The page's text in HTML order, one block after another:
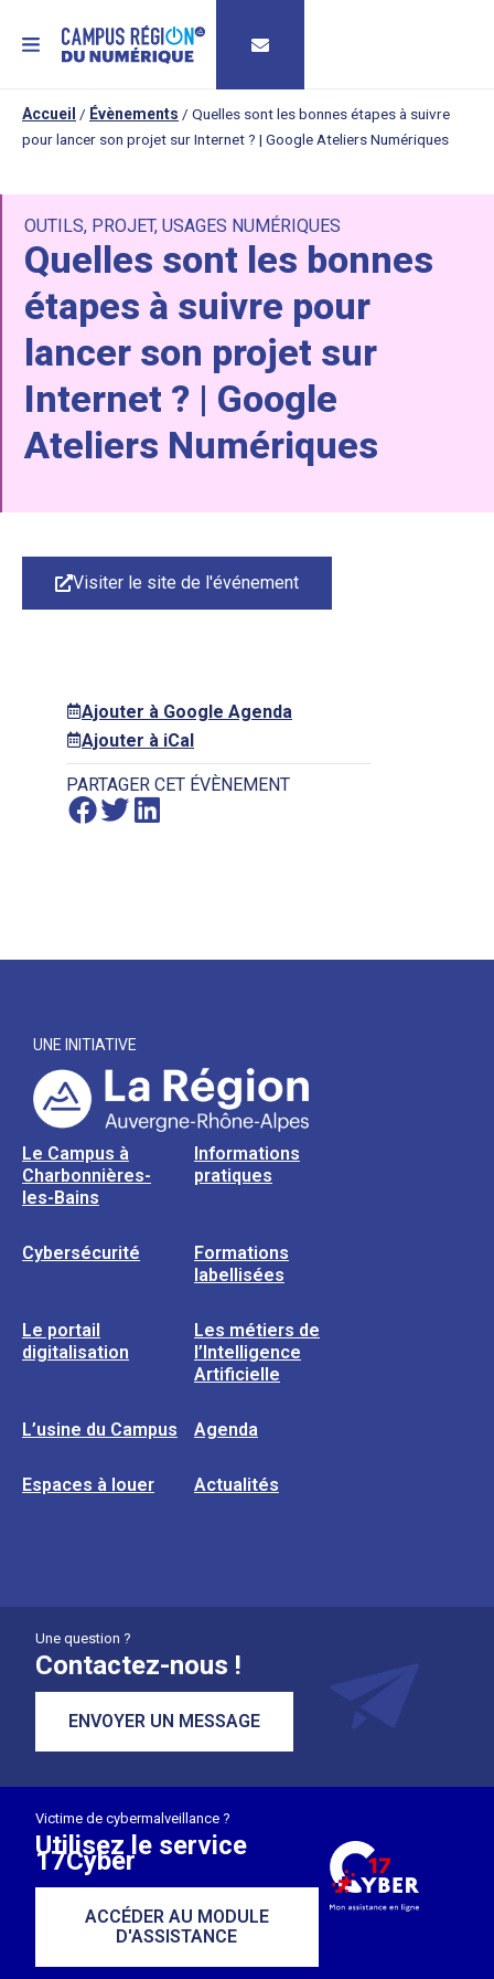
MENU
Accueil / Évènements / Quelles sont les bonnes étapes à suivre
pour lancer son projet sur Internet ? | Google Ateliers Numériques
OUTILS, PROJET, USAGES NUMÉRIQUES
Quelles sont les bonnes
étapes à suivre pour
lancer son projet sur
Internet ? | Google
Ateliers Numériques
Visiter le site de l'événement
Ajouter à Google Agenda
Ajouter à iCal
PARTAGER CET ÉVÈNEMENT
UNE INITIATIVE
Le Campus à
Charbonnières-
les-Bains
Informations
pratiques
Cybersécurité
Formations
labellisées
Le portail
digitalisation
Les métiers de
l’Intelligence
Artificielle
L’usine du Campus Agenda
Espaces à louer Actualités
Une question ?
Contactez-nous !
ENVOYER UN MESSAGE
Victime de cybermalveillance ?
Utilisez le service
17Cyber
ACCÉDER AU MODULE
D'ASSISTANCE